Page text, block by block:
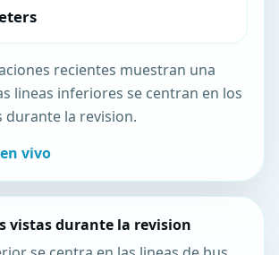
recientes muestran una
lineas inferiores se centran en los
durante la revision.
vivo
vistas durante la revision